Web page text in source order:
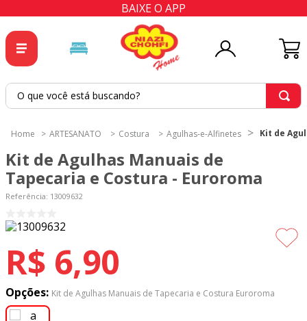
BAIXE O APP
O que você está buscando?
ARTESANATO Costura Agulhas-e-Alfinetes Kit de
Kit de Agulhas Manuais de
Tapecaria e Costura - Euroroma
Referência: 13009632
R$ 6,90
Opções: Kit de Agulhas Manuais de Tapecaria e Costura Euroroma
2 º
tapete
º
cortina
6º
tecido tricoline
7º
percal
8
tecido oxford